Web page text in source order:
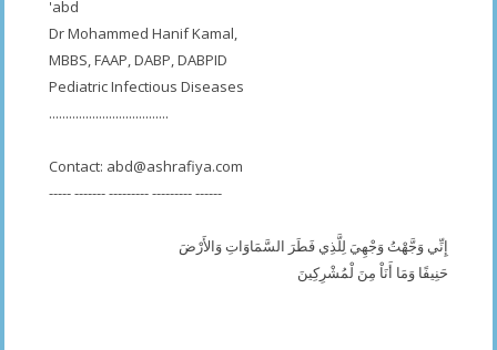
'abd
Dr Mohammed Hanif Kamal,
MBBS, FAAP, DABP, DABPID
Pediatric Infectious Diseases
....................................
Contact: abd@ashrafiya.com
----- ------- --------- --------- ------
إِنِّي وَجَّهْتُ وَجْهِيَ لِلَّذِي فَطَرَ السَّمَاوَاتِ وَالأَرْضَ
حَنِيفًا وَمَا أَنَاْ مِنَ لْمُشْرِكِينَ